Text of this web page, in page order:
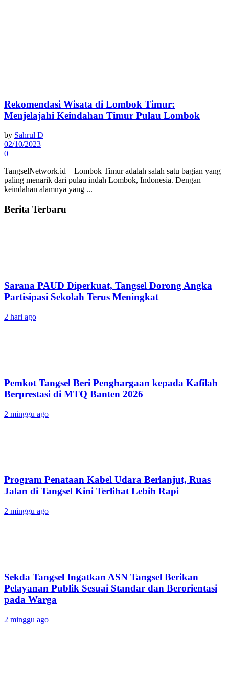
Rekomendasi Wisata di Lombok Timur:
Menjelajahi Keindahan Timur Pulau Lombok
by Sahrul D
02/10/2023
0
TangselNetwork.id – Lombok Timur adalah salah satu bagian yang
paling menarik dari pulau indah Lombok, Indonesia. Dengan
keindahan alamnya yang ...
Berita Terbaru
Sarana PAUD Diperkuat, Tangsel Dorong Angka
Partisipasi Sekolah Terus Meningkat
2 hari ago
Pemkot Tangsel Beri Penghargaan kepada Kafilah
Berprestasi di MTQ Banten 2026
2 minggu ago
Program Penataan Kabel Udara Berlanjut, Ruas
Jalan di Tangsel Kini Terlihat Lebih Rapi
2 minggu ago
Sekda Tangsel Ingatkan ASN Tangsel Berikan
Pelayanan Publik Sesuai Standar dan Berorientasi
pada Warga
2 minggu ago